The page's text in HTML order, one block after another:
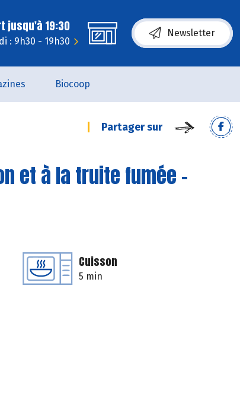
jusqu'à 19:30
: 9h30 - 19h30
Newsletter
Biocoop
Partager sur
et à la truite fumée -
Cuisson
5 min